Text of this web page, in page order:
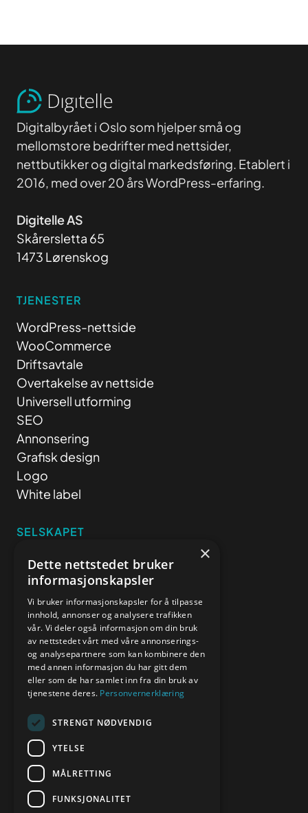
Digitalbyrået i Oslo som hjelper små og
mellomstore bedrifter med nettsider,
nettbutikker og digital markedsføring. Etablert i
2016, med over 20 års WordPress-erfaring.
Digitelle AS
Skårersletta 65
1473 Lørenskog
TJENESTER
WordPress-nettside
WooCommerce
Driftsavtale
Overtakelse av nettside
Universell utforming
SEO
Annonsering
Grafisk design
Logo
White label
SELSKAPET
Om oss
Kundereferanser
Priser
Blogg
Kontakt oss
KONTAKT
hei@digitelle.no
48 33 87 87
JURIDISK
Personvern
Cookies
×
Dette nettstedet bruker
informasjonskapsler
Vi bruker informasjonskapsler for å tilpasse
innhold, annonser og analysere trafikken
vår. Vi deler også informasjon om din bruk
av nettstedet vårt med våre annonserings-
og analysepartnere som kan kombinere den
med annen informasjon du har gitt dem
eller som de har samlet inn fra din bruk av
tjenestene deres. Personvernerklæring
STRENGT NØDVENDIG
YTELSE
MÅLRETTING
FUNKSJONALITET